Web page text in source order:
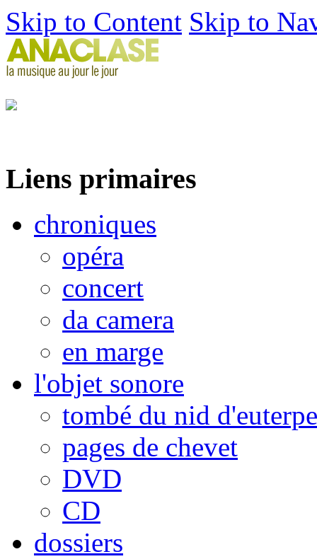
Skip to Content Skip to
Liens primaires
chroniques
opéra
concert
da camera
en marge
l'objet sonore
tombé du nid d'euterpe
pages de chevet
DVD
CD
dossiers